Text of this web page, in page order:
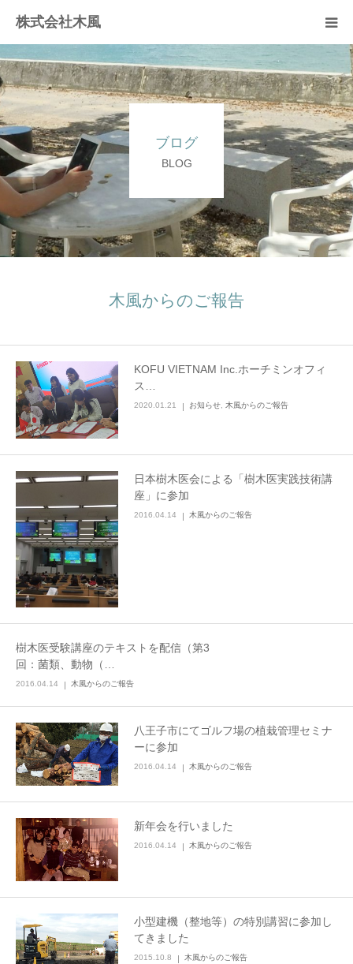
株式会社木風
ブログ
BLOG
木風からのご報告
KOFU VIETNAM Inc.ホーチミンオフィ
ス…
2020.01.21 お知らせ 木風からのご報告
日本樹木医会による「樹木医実践技術講
座」に参加
2016.04.14 木風からのご報告
樹木医受験講座のテキストを配信（第3
回：菌類、動物（…
2016.04.14 木風からのご報告
八王子市にてゴルフ場の植栽管理セミナ
ーに参加
2016.04.14 木風からのご報告
新年会を行いました
2016.04.14 木風からのご報告
小型建機（整地等）の特別講習に参加し
てきました
2015.10.8 木風からのご報告
業務案内
資材販売(ブレスパイプ)
樹木医受験応援講座
お問い合せ